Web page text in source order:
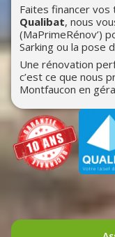
Faites financer vos
Qualibat, nous
(MaPrimeRénov’)
Sarking ou la pose
Une rénovation
c’est ce que nous
Montfaucon en